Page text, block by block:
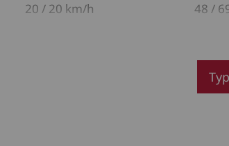
20 / 20 km/h 48 /